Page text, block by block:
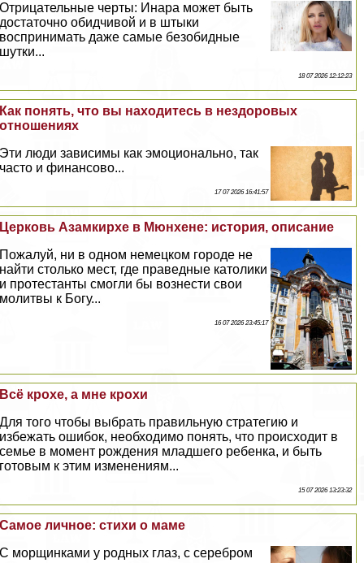
Отрицательные черты: Инара может быть
достаточно обидчивой и в штыки
воспринимать даже самые безобидные
шутки...
18 07 2026 12:12:23
Как понять, что вы находитесь в нездоровых
отношениях
Эти люди зависимы как эмоционально, так
часто и финансово...
17 07 2026 16:41:57
Церковь Азамкирхе в Мюнхене: история, описание
Пожалуй, ни в одном немецком городе не
найти столько мест, где праведные католики
и протестанты смогли бы вознести свои
молитвы к Богу...
16 07 2026 23:45:17
Всё крохе, а мне крохи
Для того чтобы выбрать правильную стратегию и
избежать ошибок, необходимо понять, что происходит в
семье в момент рождения младшего ребенка, и быть
готовым к этим изменениям...
15 07 2026 13:23:32
Самое личное: стихи о маме
С морщинками у родных глаз, с серебром